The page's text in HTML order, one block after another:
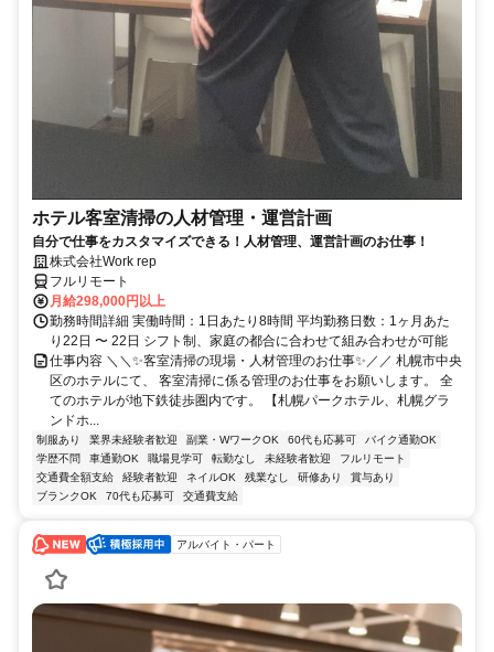
ホテル客室清掃の人材管理・運営計画
自分で仕事をカスタマイズできる！人材管理、運営計画のお仕事！
株式会社Work rep
フルリモート
月給298,000円以上
勤務時間詳細 実働時間：1日あたり8時間 平均勤務日数：1ヶ月あた
り22日 〜 22日 シフト制、家庭の都合に合わせて組み合わせが可能
仕事内容 ＼＼✨客室清掃の現場・人材管理のお仕事✨／／ 札幌市中央
区のホテルにて、 客室清掃に係る管理のお仕事をお願いします。 全
てのホテルが地下鉄徒歩圏内です。 【札幌パークホテル、札幌グラ
ンドホ...
制服あり 業界未経験者歓迎 副業・WワークOK 60代も応募可
バイク通勤OK
学歴不問
車通勤OK 職場見学可 転勤なし 未経験者歓迎
フルリモート
交通費全額支給
経験者歓迎 ネイルOK 残業なし 研修あり
賞与あり
ブランクOK
70代も応募可 交通費支給
アルバイト・パート